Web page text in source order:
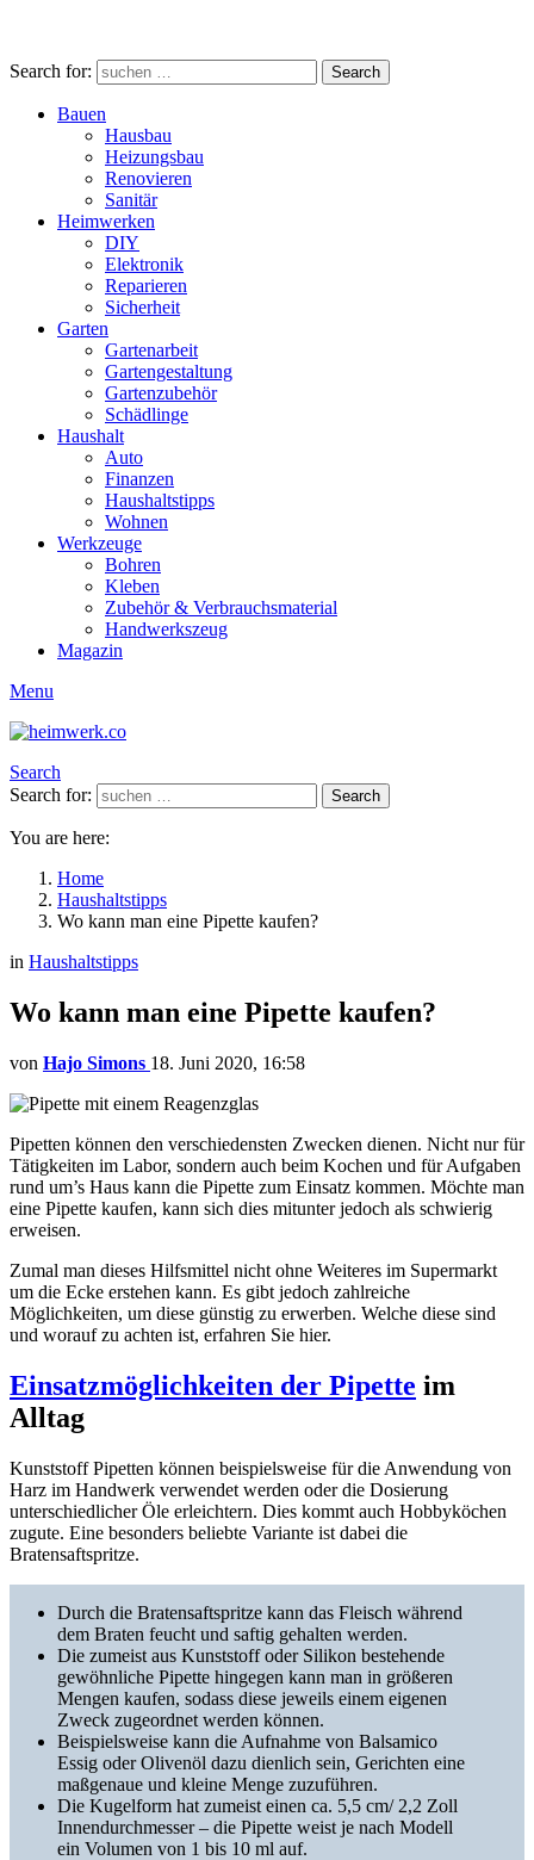
Search for: Search
Bauen
Hausbau
Heizungsbau
Renovieren
Sanitär
Heimwerken
DIY
Elektronik
Reparieren
Sicherheit
Garten
Gartenarbeit
Gartengestaltung
Gartenzubehör
Schädlinge
Haushalt
Auto
Finanzen
Haushaltstipps
Wohnen
Werkzeuge
Bohren
Kleben
Zubehör & Verbrauchsmaterial
Handwerkszeug
Magazin
Menu
Search
Search for:
Search
You are here:
Home
Haushaltstipps
Wo kann man eine Pipette kaufen?
in Haushaltstipps
Wo kann man eine Pipette kaufen?
von Hajo Simons 18. Juni 2020, 16:58
Pipetten können den verschiedensten Zwecken dienen. Nicht nur für
Tätigkeiten im Labor, sondern auch beim Kochen und für Aufgaben
rund um’s Haus kann die Pipette zum Einsatz kommen. Möchte man
eine Pipette kaufen, kann sich dies mitunter jedoch als schwierig
erweisen.
Zumal man dieses Hilfsmittel nicht ohne Weiteres im Supermarkt
um die Ecke erstehen kann. Es gibt jedoch zahlreiche
Möglichkeiten, um diese günstig zu erwerben. Welche diese sind
und worauf zu achten ist, erfahren Sie hier.
Einsatzmöglichkeiten der Pipette im
Alltag
Kunststoff Pipetten können beispielsweise für die Anwendung von
Harz im Handwerk verwendet werden oder die Dosierung
unterschiedlicher Öle erleichtern. Dies kommt auch Hobbyköchen
zugute. Eine besonders beliebte Variante ist dabei die
Bratensaftspritze.
Durch die Bratensaftspritze kann das Fleisch während
dem Braten feucht und saftig gehalten werden.
Die zumeist aus Kunststoff oder Silikon bestehende
gewöhnliche Pipette hingegen kann man in größeren
Mengen kaufen, sodass diese jeweils einem eigenen
Zweck zugeordnet werden können.
Beispielsweise kann die Aufnahme von Balsamico
Essig oder Olivenöl dazu dienlich sein, Gerichten eine
maßgenaue und kleine Menge zuzuführen.
Die Kugelform hat zumeist einen ca. 5,5 cm/ 2,2 Zoll
Innendurchmesser – die Pipette weist je nach Modell
ein Volumen von 1 bis 10 ml auf.